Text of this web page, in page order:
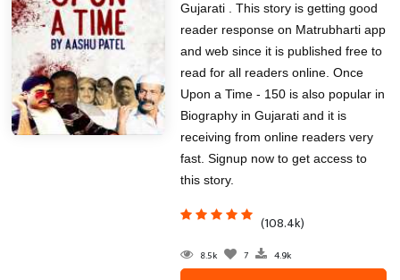
Gujarati . This story is getting good
reader response on Matrubharti app
and web since it is published free to
read for all readers online. Once
Upon a Time - 150 is also popular in
Biography in Gujarati and it is
receiving from online readers very
fast. Signup now to get access to
this story.
(108.4k)
8.5k 7 4.9k